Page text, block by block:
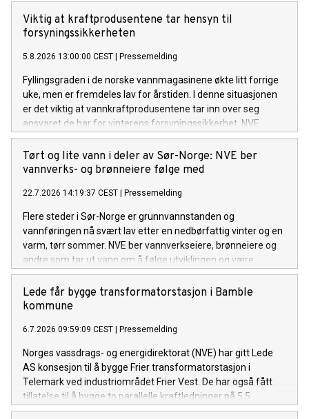
Viktig at kraftprodusentene tar hensyn til
forsyningssikkerheten
5.8.2026 13:00:00 CEST Pressemelding
Fyllingsgraden i de norske vannmagasinene økte litt forrige
uke, men er fremdeles lav for årstiden. I denne situasjonen
er det viktig at vannkraftprodusentene tar inn over seg
ansvaret de har for vinterens forsyningssikkerhet. NVE
følger utviklingen av kraftsituasjonen, i tett dialog med
Statnett. Om nødvendig vil NVE innføre en
rapporteringsordning for kraftprodusentene.
Tørt og lite vann i deler av Sør-Norge: NVE ber
vannverks- og brønneiere følge med
22.7.2026 14:19:37 CEST Pressemelding
Flere steder i Sør-Norge er grunnvannstanden og
vannføringen nå svært lav etter en nedbørfattig vinter og en
varm, tørr sommer. NVE ber vannverkseiere, brønneiere og
andre som tar ut vann om å følge utviklingen og være
forberedt på å gjøre vannbesparende tiltak om det ikke
kommer mye regn de neste ukene.
Lede får bygge transformatorstasjon i Bamble
kommune
6.7.2026 09:59:09 CEST Pressemelding
Norges vassdrags- og energidirektorat (NVE) har gitt Lede
AS konsesjon til å bygge Frier transformatorstasjon i
Telemark ved industriområdet Frier Vest. De har også fått
tillatelse til å bygge to parallelle kraftledninger på 5,5
kilometer, for å knytte stasjonen til Herum